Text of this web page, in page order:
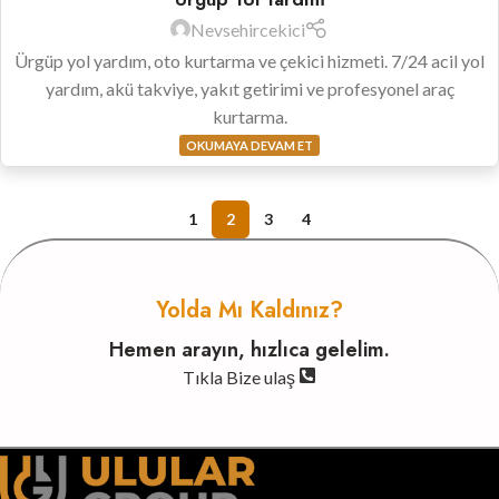
Nevsehircekici
Ürgüp yol yardım, oto kurtarma ve çekici hizmeti. 7/24 acil yol
yardım, akü takviye, yakıt getirimi ve profesyonel araç
kurtarma.
OKUMAYA DEVAM ET
1 2 3 4
Yolda Mı Kaldınız?
Hemen arayın, hızlıca gelelim.
Tıkla Bize ulaş